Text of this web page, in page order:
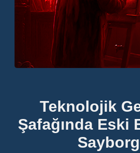
Teknolojik
Şafağında Eski
Sayborg